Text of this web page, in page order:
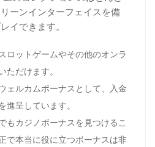
ーンインターフェイスを備
イできます。
ロットゲームやその他のオンラ
ただけます。
ェルカムボーナスとして、入金
進呈しています。
もカジノボーナスを見つけるこ
で本当に役に立つボーナスは非